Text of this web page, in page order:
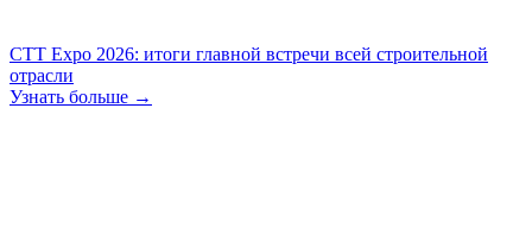
СТТ Expo 2026: итоги главной встречи всей строительной
отрасли
Узнать больше →